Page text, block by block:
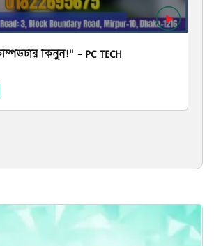
কিনুন!" – PC TECH